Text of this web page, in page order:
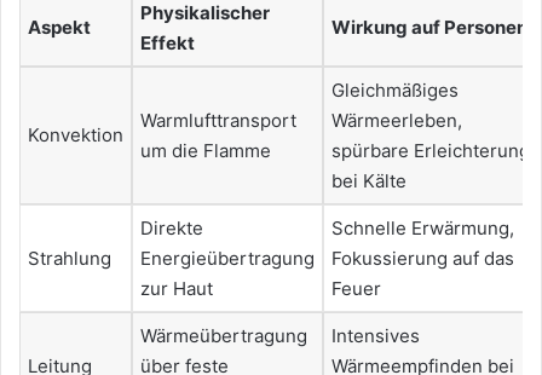
Aspekt
Physikalischer
Effekt
Wirkung auf Personen
Konvektion
Warmlufttransport
um die Flamme
Gleichmäßiges
Wärmeerleben,
spürbare Erleichterung
bei Kälte
Strahlung
Direkte
Energieübertragung
zur Haut
Schnelle Erwärmung,
Fokussierung auf das
Feuer
Leitung
Wärmeübertragung
über feste
Intensives
Wärmeempfinden bei